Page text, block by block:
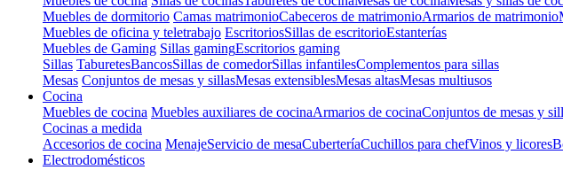
Muebles de dormitorio Camas matrimonioCabeceros de matrimonioArmarios de matrimonio
Muebles de oficina y teletrabajo EscritoriosSillas de escritorioEstanterías
Muebles de Gaming Sillas gamingEscritorios gaming
Sillas TaburetesBancosSillas de comedorSillas infantilesComplementos para sillas
Mesas Conjuntos de mesas y sillasMesas extensiblesMesas altasMesas multiusos
Cocina
Muebles de cocina Muebles auxiliares de cocinaArmarios de cocinaConjuntos de mesas y
Cocinas a medida
Accesorios de cocina MenajeServicio de mesaCuberteríaCuchillos para chefVinos y licores
Electrodomésticos